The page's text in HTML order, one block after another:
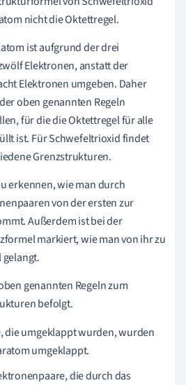
nicht die Oktettregel.
ist aufgrund der drei
Elektronen, anstatt der
Elektronen umgeben. Daher
oben genannten Regeln
für die die Oktettregel für alle
ist. Für Schwefeltrioxid findet
Grenzstrukturen.
erkennen, wie man durch
von der ersten zur
Außerdem ist bei der
markiert, wie man von ihr zu
genannten Regeln zum
befolgt.
die umgeklappt wurden, wurden
umgeklappt.
die durch das